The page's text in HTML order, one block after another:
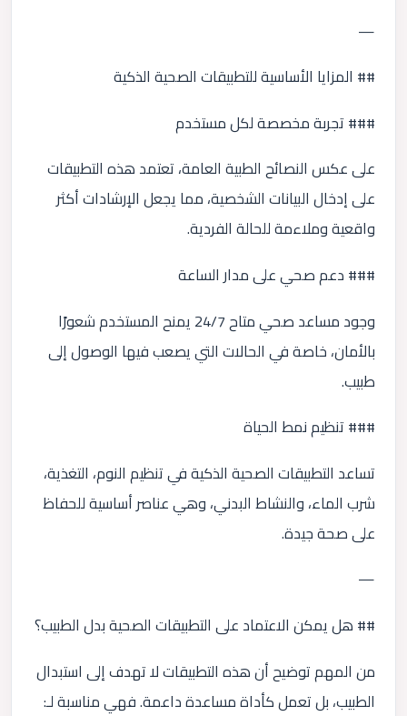
—
## المزايا الأساسية للتطبيقات الصحية الذكية
### تجربة مخصصة لكل مستخدم
على عكس النصائح الطبية العامة، تعتمد هذه التطبيقات
على إدخال البيانات الشخصية، مما يجعل الإرشادات أكثر
واقعية وملاءمة للحالة الفردية.
### دعم صحي على مدار الساعة
وجود مساعد صحي متاح 24/7 يمنح المستخدم شعورًا
بالأمان، خاصة في الحالات التي يصعب فيها الوصول إلى
طبيب.
### تنظيم نمط الحياة
تساعد التطبيقات الصحية الذكية في تنظيم النوم، التغذية،
شرب الماء، والنشاط البدني، وهي عناصر أساسية للحفاظ
على صحة جيدة.
—
## هل يمكن الاعتماد على التطبيقات الصحية بدل الطبيب؟
من المهم توضيح أن هذه التطبيقات لا تهدف إلى استبدال
الطبيب، بل تعمل كأداة مساعدة داعمة. فهي مناسبة لـ: